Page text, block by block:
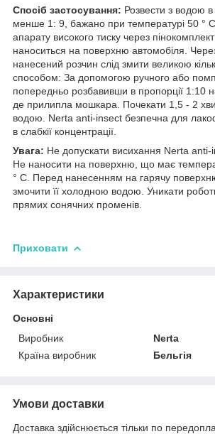
Спосіб застосування: Розвести з водою в
менше 1: 9, бажано при температурі 50 °
апарату високого тиску через
наноситься на поверхню автомобіля.
нанесений розчин слід змити великою
способом: За допомогою ручного або
попередньо розбавивши в пропорції 1:10
де прилипла мошкара. Почекати 1,5 - 2
водою. Nerta anti-insect безпечна для
в слабкії концентрації.
Увага: Не допускати висихання Nerta anti-
Не наносити на поверхню, що має
° С. Перед нанесенням на гарячу
змочити її холодною водою. Уникати
прямих сонячних променів.
Приховати
Характеристики
Основні
Виробник
Nerta
Країна виробник
Бельгія
Умови доставки
Доставка здійснюється тільки по